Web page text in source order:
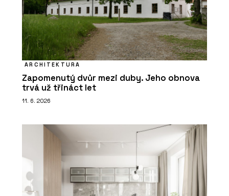
ARCHITEKTURA
Zapomenutý dvůr mezi duby. Jeho obnova
trvá už třináct let
11. 6. 2026